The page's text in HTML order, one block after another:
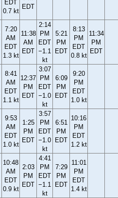
EDT
0.7 kt
EDT
7:20
AM
EDT
1.3 kt
11:38
AM
EDT
2:14
PM
EDT
−1.1
kt
5:21
PM
EDT
8:13
PM
EDT
0.8 kt
11:34
PM
EDT
8:41
AM
EDT
1.1 kt
12:37
PM
EDT
3:07
PM
EDT
−1.0
kt
6:09
PM
EDT
9:20
PM
EDT
1.0 kt
9:53
AM
EDT
1.0 kt
1:25
PM
EDT
3:57
PM
EDT
−1.0
kt
6:51
PM
EDT
10:16
PM
EDT
1.2 kt
10:48
AM
EDT
0.9 kt
2:03
PM
EDT
4:41
PM
EDT
−1.1
kt
7:29
PM
EDT
11:01
PM
EDT
1.4 kt